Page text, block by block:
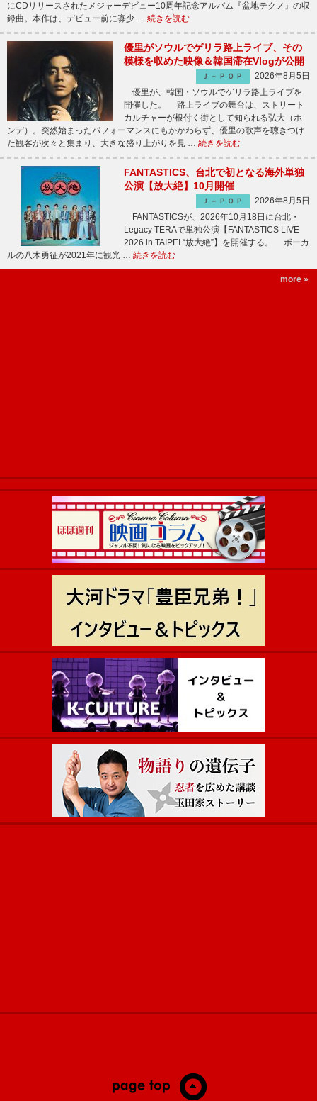
にCDリリースされたメジャーデビュー10周年記念アルバム『盆地テクノ』の収
録曲。本作は、デビュー前に寡少 … 続きを読む
優里がソウルでゲリラ路上ライブ、その
模様を収めた映像＆韓国滞在Vlogが公開
Ｊ－ＰＯＰ
2026年8月5日
優里が、韓国・ソウルでゲリラ路上ライブを
開催した。 路上ライブの舞台は、ストリート
カルチャーが根付く街として知られる弘大（ホ
ンデ）。突然始まったパフォーマンスにもかかわらず、優里の歌声を聴きつけ
た観客が次々と集まり、大きな盛り上がりを見 … 続きを読む
FANTASTICS、台北で初となる海外単独
公演【放大絶】10月開催
Ｊ－ＰＯＰ
2026年8月5日
FANTASTICSが、2026年10月18日に台北・
Legacy TERAで単独公演【FANTASTICS LIVE
2026 in TAIPEI “放大絶”】を開催する。 ボーカ
ルの八木勇征が2021年に観光 … 続きを読む
more »